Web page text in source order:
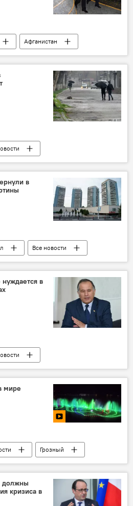
Афганистан
Путин
СНГ
туман
области
области
в
Все новости
музей
в
ОДКБ
ЦСИ
безопасность
мире
Грозный
кризиса в